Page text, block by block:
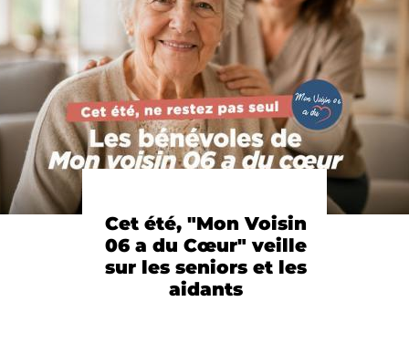
Cet été, "Mon Voisin
06 a du Cœur" veille
sur les seniors et les
aidants